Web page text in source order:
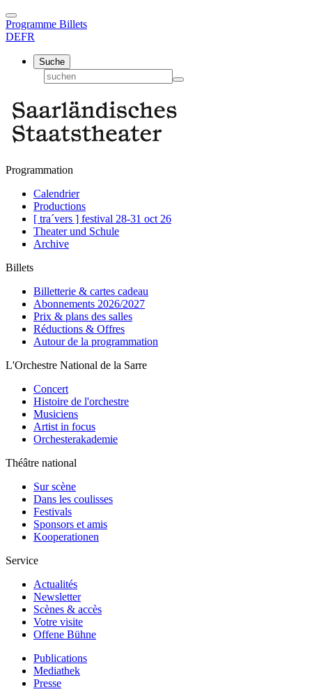
Programme Billets
DEFR
Suche
Programmation
Calendrier
Productions
[ tra´vers ] festival 28-31 oct 26
Theater und Schule
Archive
Billets
Billetterie & cartes cadeau
Abonnements 2026/2027
Prix & plans des salles
Réductions & Offres
Autour de la programmation
L'Orchestre National de la Sarre
Concert
Histoire de l'orchestre
Musiciens
Artist in focus
Orchesterakademie
Théâtre national
Sur scène
Dans les coulisses
Festivals
Sponsors et amis
Kooperationen
Service
Actualités
Newsletter
Scènes & accès
Votre visite
Offene Bühne
Publications
Mediathek
Presse